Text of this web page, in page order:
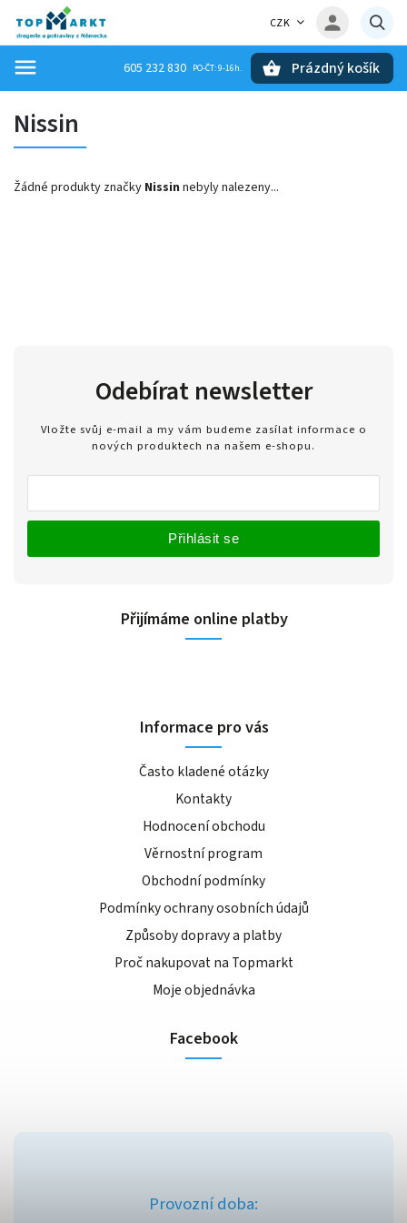
CZK
605 232 830 Prázdný košík
Nissin
Žádné produkty značky Nissin nebyly nalezeny...
Odebírat newsletter
Vložte svůj e-mail a my vám budeme zasílat informace o
nových produktech na našem e-shopu.
Přihlásit se
Přijímáme online platby
Informace pro vás
Často kladené otázky
Kontakty
Hodnocení obchodu
Věrnostní program
Obchodní podmínky
Podmínky ochrany osobních údajů
Způsoby dopravy a platby
Proč nakupovat na Topmarkt
Moje objednávka
Facebook